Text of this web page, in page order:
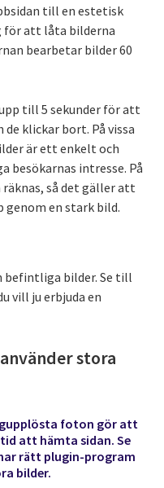
till en estetisk
för att låta bilderna
bearbetar bilder 60
till 5 sekunder för att
klickar bort. På vissa
är ett enkelt och
intresse. På
så det gäller att
genom en stark bild.
bilder. Se till
vill ju erbjuda en
stora
foton gör att
att hämta sidan. Se
rätt plugin-program
bilder.